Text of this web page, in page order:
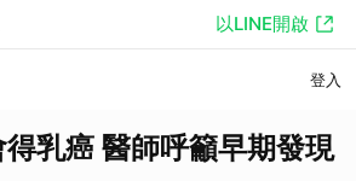
以LINE開啟
登入
乳癌 醫師呼籲早期發現